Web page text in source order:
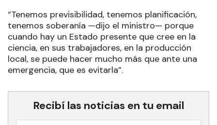
“Tenemos previsibilidad, tenemos planificación,
tenemos soberanía —dijo el ministro— porque
cuando hay un Estado presente que cree en la
ciencia, en sus trabajadores, en la producción
local, se puede hacer mucho más que ante una
emergencia, que es evitarla”.
Recibí las noticias en tu email